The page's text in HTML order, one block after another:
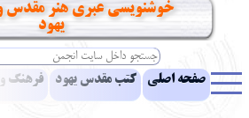
خوشنویسی عبری هنر مقدس
یهود
صفحه اصلی کتب مقدس یهود فرهنگ و